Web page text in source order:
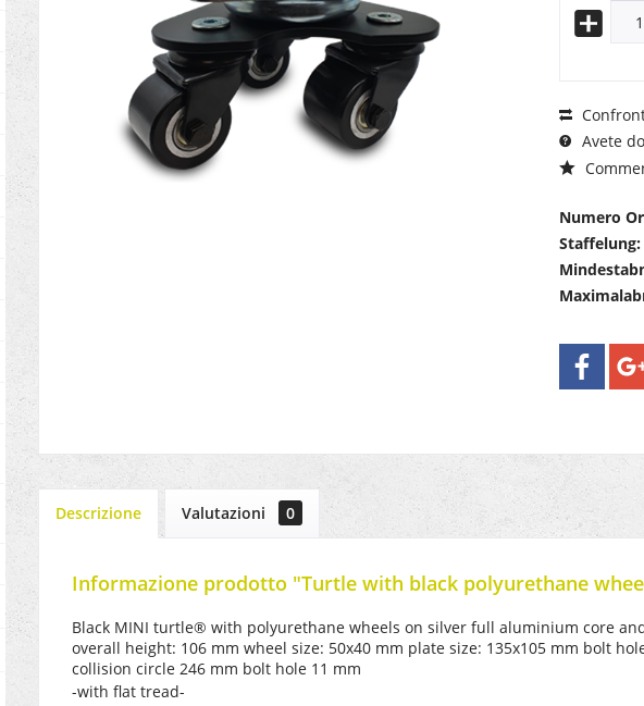
Avete
Numero
Staffelung:
Descrizione Valutazioni 0
Informazione prodotto "Turtle with black polyurethane
Black MINI turtle® with polyurethane wheels on silver full aluminium core
overall height: 106 mm wheel size: 50x40 mm plate size: 135x105 mm bolt
collision circle 246 mm bolt hole 11 mm
-with flat tread-